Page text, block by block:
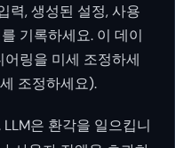
력, 생성된 설정, 사용
기록하세요. 이 데이
링을 미세 조정하세
조정하세요).
은 환각을 일으킵니